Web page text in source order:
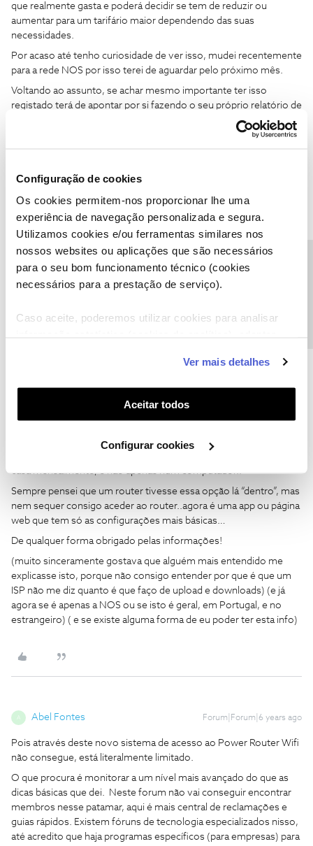
Configuração de cookies
Os cookies permitem-nos proporcionar lhe uma
experiência de navegação personalizada e segura.
Utilizamos cookies e/ou ferramentas similares nos
nossos websites ou aplicações que são necessários
para o seu bom funcionamento técnico (cookies
necessários para a prestação de serviço).
Caso aceite, poderemos utilizar cookies para analisar
funcionalidades (cookies de personalização e
funcionalidade) e adaptar anúncios aos seus interesses
(cookies de publicidade personalizada). Pode gerir a
utilização dos cookies clicando em "Configurar
Ver mais detalhes
Aceitar todos
Configurar cookies
que realmente gasta e poderá decidir se tem de reduzir ou
aumentar para um tarifário maior dependendo das suas
necessidades.
Por acaso até tenho curiosidade de ver isso, mudei recentemente
para a rede NOS por isso terei de aguardar pelo próximo mês.
Voltando ao assunto, se achar mesmo importante ter isso
registado terá de apontar por si fazendo o seu próprio relatório de
JONIXASE Forum|Forum|6 years ago
dados móveis é fácil pois está associado a apenas um cartão (já
está sempre vísivel..todos os dias consigo ver o que gastei).
wireless, uma tomadas inteligentes, um tablet, umas câmeras
casa mensalmente, e não apenas num computador..
Sempre pensei que um router tivesse essa opção lá “dentro”, mas
nem sequer consigo aceder ao router..agora é uma app ou página
web que tem só as configurações mais básicas…
De qualquer forma obrigado pelas informações!
(muito sinceramente gostava que alguém mais entendido me
explicasse isto, porque não consigo entender por que é que um
ISP não me diz quanto é que faço de upload e downloads) (e já
agora se é apenas a NOS ou se isto é geral, em Portugal, e no
estrangeiro) ( e se existe alguma forma de eu poder ter esta info)
A Abel Fontes Forum|Forum|6 years ago
Pois através deste novo sistema de acesso ao Power Router Wifi
não consegue, está literalmente limitado.
O que procura é monitorar a um nível mais avançado do que as
dicas básicas que dei. Neste forum não vai conseguir encontrar
membros nesse patamar, aqui é mais central de reclamações e
guias rápidos. Existem fóruns de tecnologia especializados nisso,
até acredito que haja programas específicos (para empresas) para